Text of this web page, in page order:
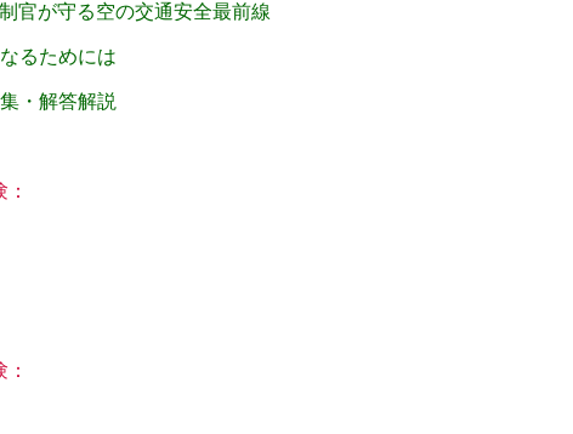
官が守る空の交通安全最前線
るためには
・解答解説